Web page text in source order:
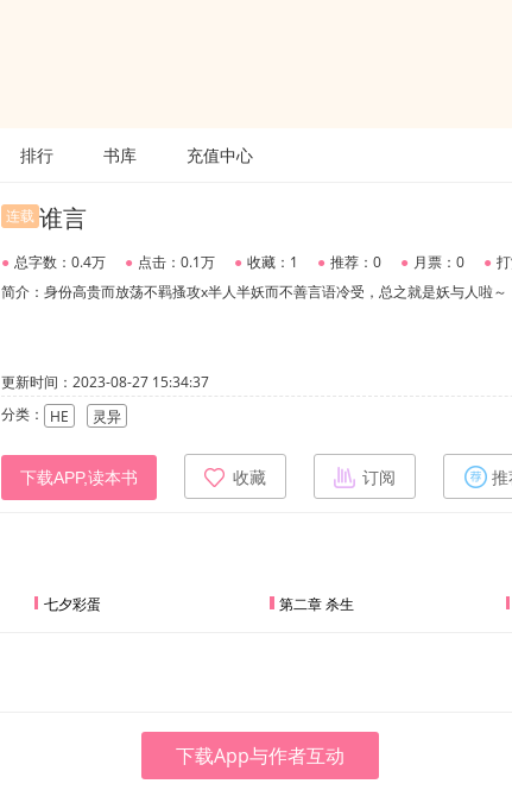
排行 书库 充值中心
连载 谁言
● 总字数：0.4万 ● 点击：0.1万 ● 收藏：1 ● 推荐：0 ● 月票：0 ●
简介：身份高贵而放荡不羁搔攻x半人半妖而不善言语冷受，总之就是妖与人啦～
更新时间：2023-08-27 15:34:37
分类：
HE 灵异
下载APP,读本书 收藏 订阅 推
七夕彩蛋 第二章 杀生
下载App与作者互动